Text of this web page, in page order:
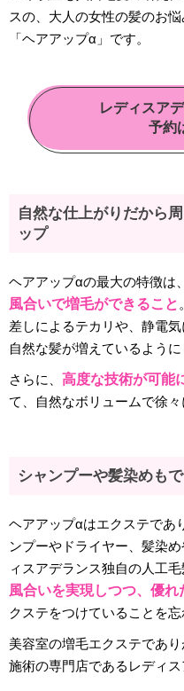
スの、大人の女性の髪のお
「ヘアアップα」です。
レディスア
予約
自然な仕上がりだから
ップ
ヘアアップαの最大の特徴は、
風合いで増毛ができること
差しによるテカリや、静電
自然な髪が増えているように
さらに、 高度な技術が可能
て、自然なボリュームで徐
シャンプーや髪染めも
ヘアアップαはエクステであ
ンプーやドライヤー、髪染
ィスアデランス独自の人工毛
風合いを実現しつつ、優れ
クステをつけていることを忘
美容室の増毛エクステであ
施術の専門店であるレディ